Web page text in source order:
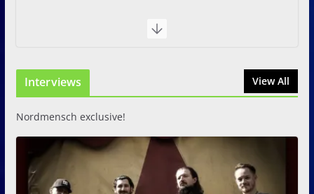
Interviews View All
Nordmensch exclusive!